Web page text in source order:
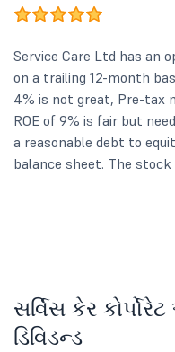
Service Care Ltd has an
on a trailing 12-month
4% is not great, Pre-tax
ROE of 9% is fair but
a reasonable debt to
balance sheet. The
સર્વિસ કેર
ડિવિડન્ડ